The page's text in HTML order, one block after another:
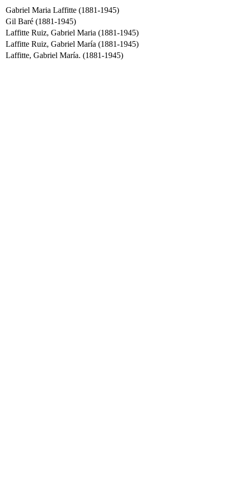
Gabriel Maria Laffitte (1881-1945)
Gil Baré (1881-1945)
Laffitte Ruiz, Gabriel Maria (1881-1945)
Laffitte Ruiz, Gabriel María (1881-1945)
Laffitte, Gabriel María. (1881-1945)